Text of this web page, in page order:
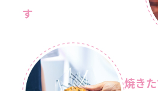
す
焼き